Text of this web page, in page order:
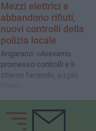
Mezzi elettrici e
abbandono rifiuti,
nuovi controlli della
polizia locale
Angarano: «Avevamo
promesso controlli e li
stiamo facendo, su più